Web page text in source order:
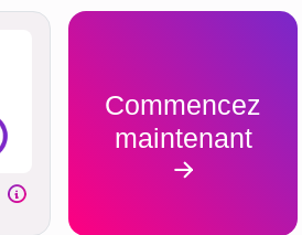
Commencez
maintenant